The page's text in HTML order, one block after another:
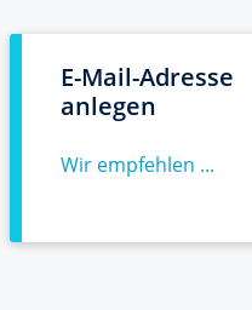
E-Mail-Adresse
anlegen
Wir empfehlen ...